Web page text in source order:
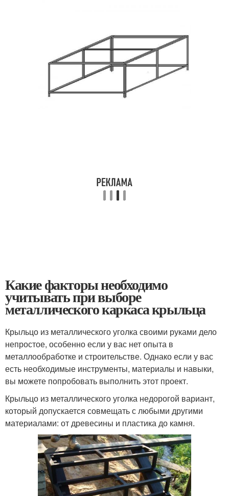
Какие факторы необходимо
учитывать при выборе
металлического каркаса крыльца
Крыльцо из металлического уголка своими руками дело
непростое, особенно если у вас нет опыта в
металлообработке и строительстве. Однако если у вас
есть необходимые инструменты, материалы и навыки,
вы можете попробовать выполнить этот проект.
Крыльцо из металлического уголка недорогой вариант,
который допускается совмещать с любыми другими
материалами: от древесины и пластика до камня.